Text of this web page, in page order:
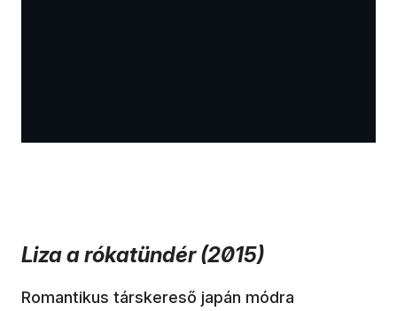
Liza a rókatündér (2015)
Romantikus társkereső japán módra